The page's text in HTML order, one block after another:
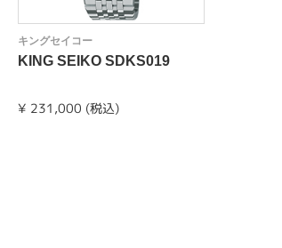
キングセイコー
KING SEIKO SDKS019
¥ 231,000 (税込)